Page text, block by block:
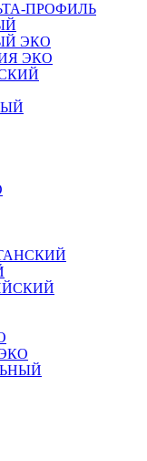
ПРОФИЛЬ
ЭКО
ЭКО